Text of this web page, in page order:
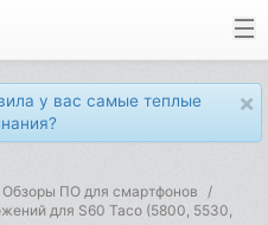
×
у вас самые теплые
Обзоры ПО для смартфонов
для S60 Taco (5800, 5530,